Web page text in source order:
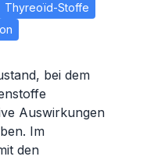
Thyreoïd-Stoffe
bei dem
Auswirkungen
Im
den